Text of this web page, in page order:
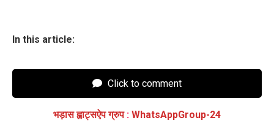
In this article:
Click to comment
भड़ास ह्वाट्सऐप ग्रुप : WhatsAppGroup-24